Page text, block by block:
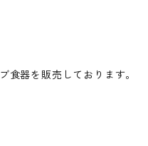
器を販売しております。